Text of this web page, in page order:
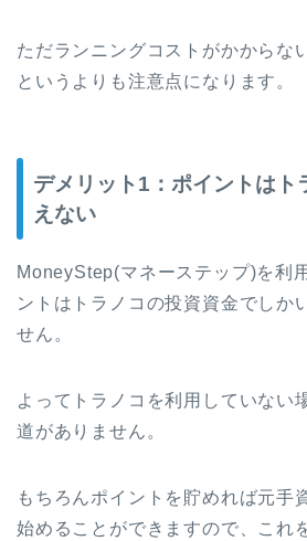
ただランニングコストがかからな
というよりも注意点になります。
デメリット1：ポイントはト
えない
MoneyStep(マネーステップ)を利
ントはトラノコの投資資金でしか
せん。
よってトラノコを利用していない
道がありません。
もちろんポイントを貯めれば元手
始めることができますので、これ